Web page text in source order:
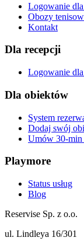
Logowanie
Obozy
Kontakt
Dla recepcji
Logowanie
Dla obiektów
System
Dodaj swój
Umów 30-min
Playmore
Status usług
Blog
Reservise Sp. z o.o.
ul. Lindleya 16/301